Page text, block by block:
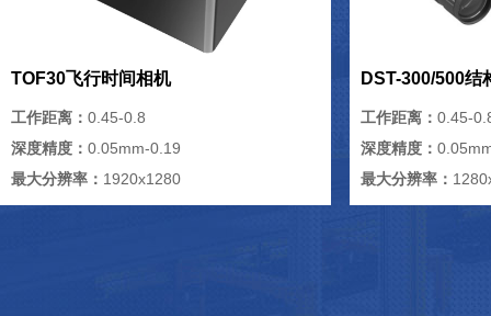
TOF30飞行时间相机
工作距离： 0.45-0.8
深度精度： 0.05mm-0.19
最大分辨率： 1920x1280
DST-300/500结
工作距离：0.45-
深度精度：
最大分辨率：